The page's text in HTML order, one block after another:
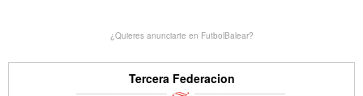
¿Quieres anunciarte en FutbolBalear?
Tercera Federacion